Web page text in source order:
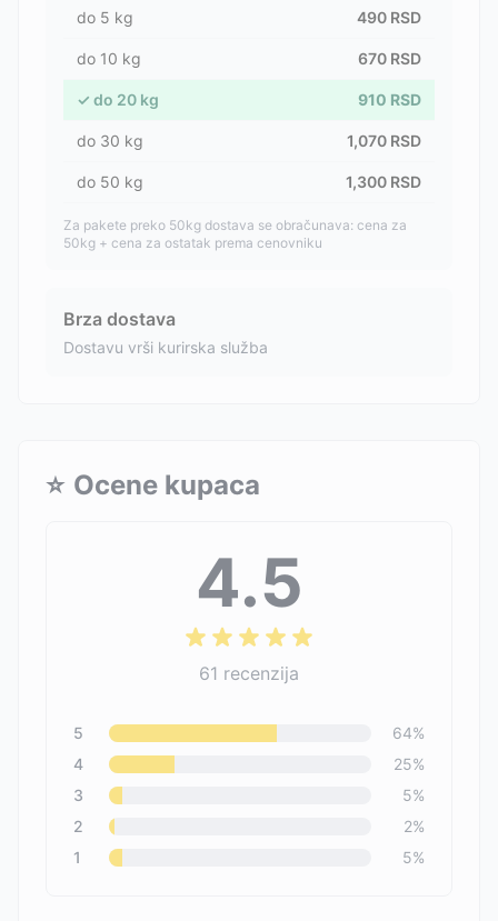
do 5 kg 490 RSD
do 10 kg 670 RSD
✓ do 20 kg 910 RSD
do 30 kg 1,070 RSD
do 50 kg 1,300 RSD
Za pakete preko 50kg dostava se obračunava: cena za
50kg + cena za ostatak prema cenovniku
Brza dostava
Dostavu vrši kurirska služba
⭐ Ocene kupaca
4.5
61 recenzija
5 64%
4
25%
3
5%
2
2%
1
5%